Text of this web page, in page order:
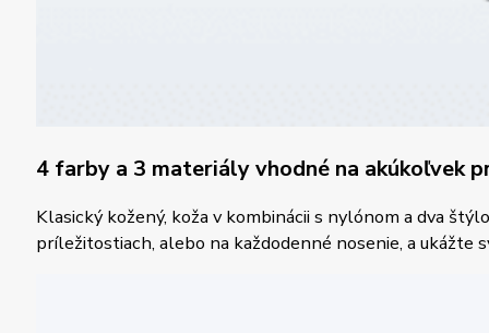
4 farby a 3 materiály vhodné na akúkoľvek
Klasický kožený, koža v kombinácii s nylónom a dva
príležitostiach, alebo na každodenné nosenie, a